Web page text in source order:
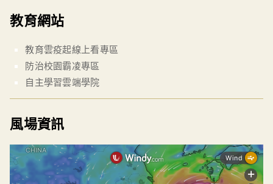
教育網站
教育雲疫起線上看專區
防治校園霸凌專區
自主學習雲端學院
風場資訊